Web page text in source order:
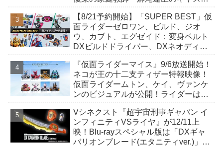
んも変身！
【8/21予約開始】「SUPER BEST」仮
面ライダーゼロワン、ビルド、ジオ
ウ、カブト、エグゼイド：変身ベルト
DXビルドドライバー、DXネオディケ
か12点！
『仮面ライダーマイス』9/6放送開始！
ネコが王の十二支ティザー特報映像！
仮面ライダームトン、ケイ、ヴァンケ
ンのビジュアルが公開！ライダーは子
Vシネクスト『超宇宙刑事ギャバン イ
ンフィニティVSライヤ』が12/11上
映！Blu-rayスペシャル版は「DXギャ
バリオンブレード(エタニティver.)」